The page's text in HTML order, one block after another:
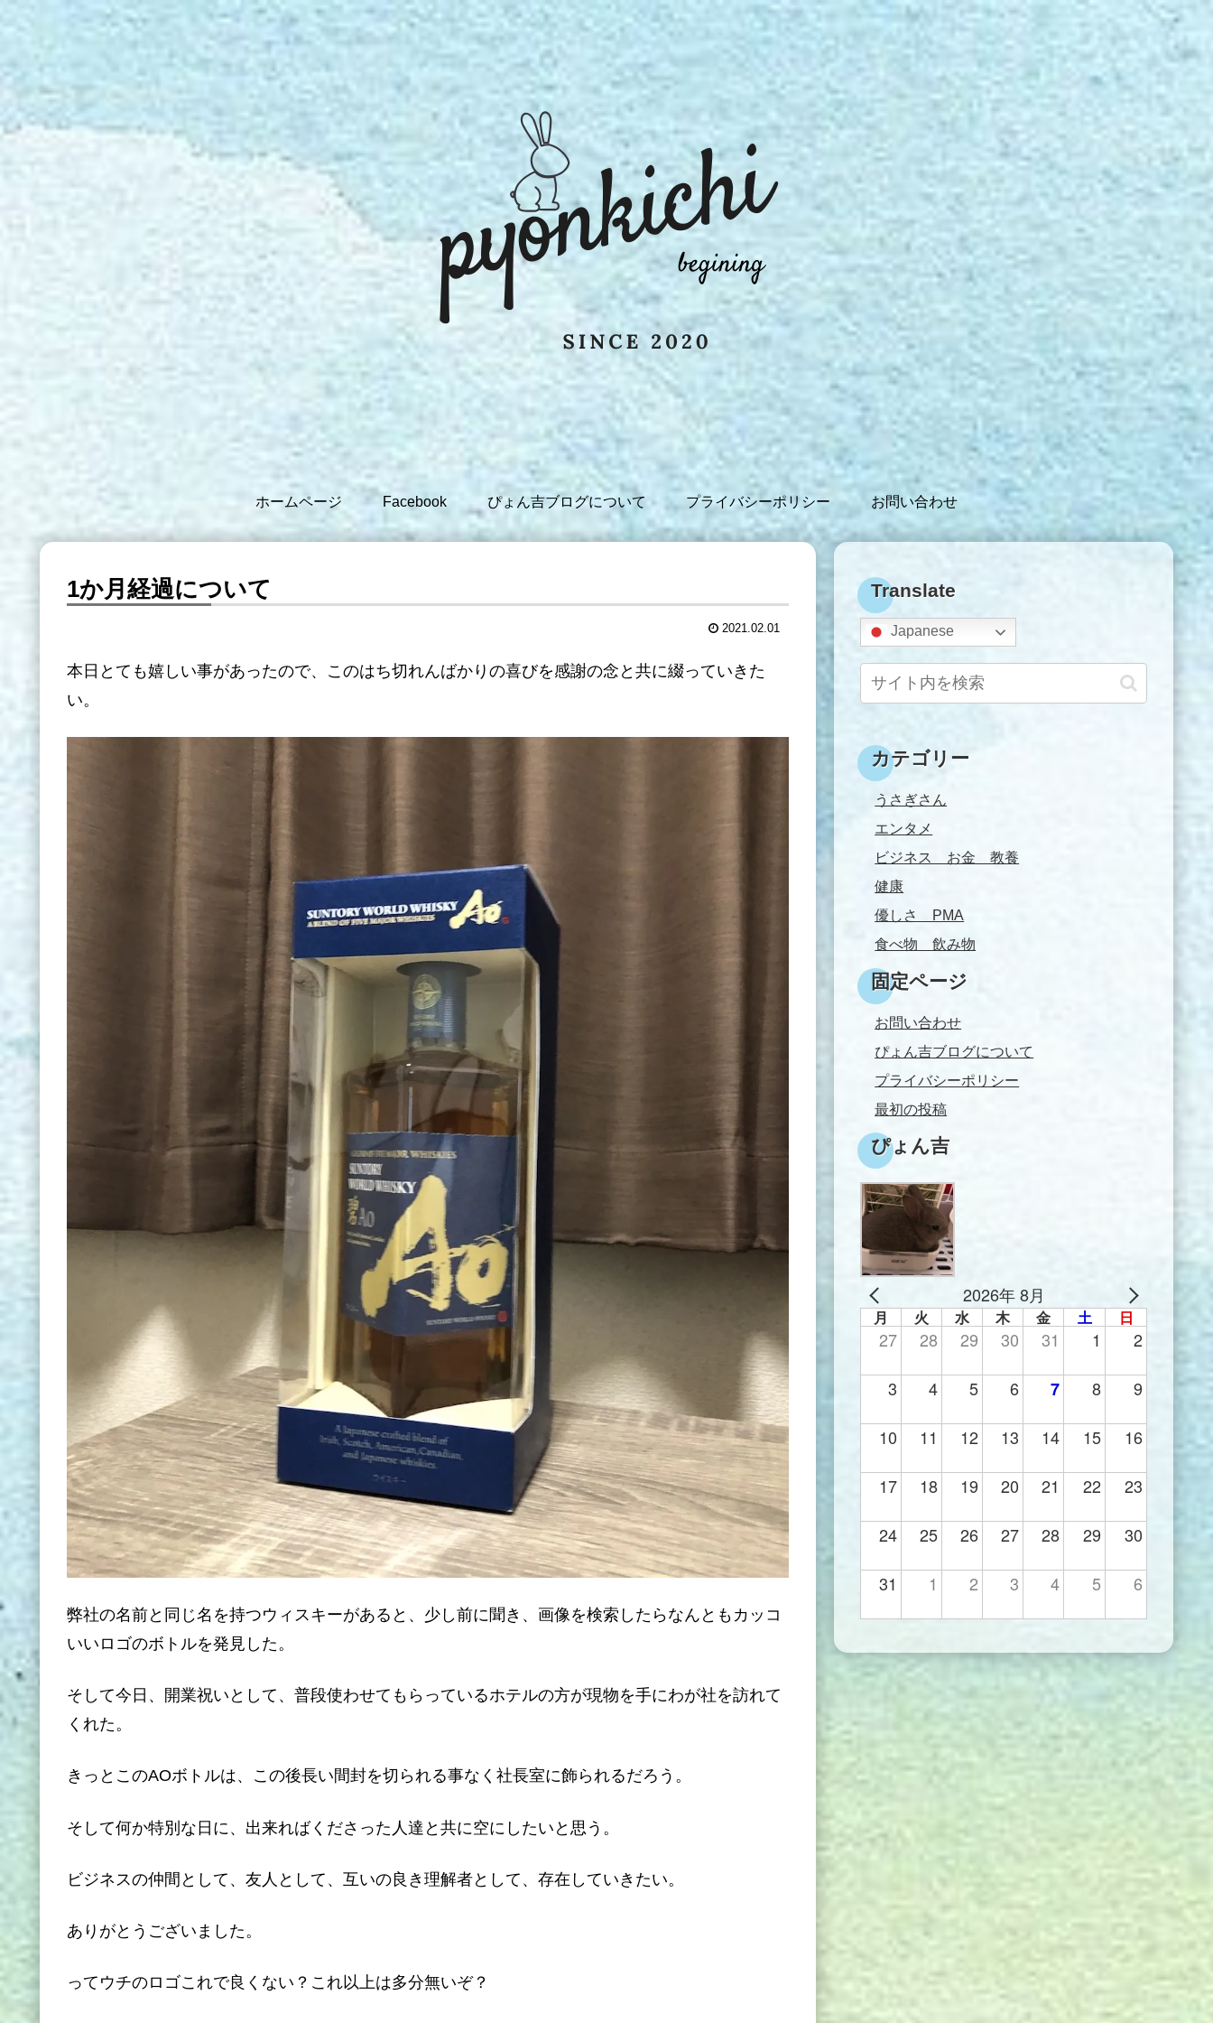
ホームページ Facebook ぴょん吉ブログについて プライバシーポリシー お問い合わせ
1か月経過について
2021.02.01
本日とても嬉しい事があったので、このはち切れんばかりの喜びを感謝の念と共に綴っていきた
い。
弊社の名前と同じ名を持つウィスキーがあると、少し前に聞き、画像を検索したらなんともカッコ
いいロゴのボトルを発見した。
そして今日、開業祝いとして、普段使わせてもらっているホテルの方が現物を手にわが社を訪れて
くれた。
きっとこのAOボトルは、この後長い間封を切られる事なく社長室に飾られるだろう。
そして何か特別な日に、出来ればくださった人達と共に空にしたいと思う。
ビジネスの仲間として、友人として、互いの良き理解者として、存在していきたい。
ありがとうございました。
ってウチのロゴこれで良くない？これ以上は多分無いぞ？
Translate
Japanese
カテゴリー
うさぎさん
エンタメ
ビジネス お金 教養
健康
優しさ PMA
食べ物 飲み物
固定ページ
お問い合わせ
ぴょん吉ブログについて
プライバシーポリシー
最初の投稿
ぴょん吉
2026年 8月
月 火 水 木 金 土 日
27 28 29 30 31 1 2
3 4 5 6 7 8 9
10 11 12 13 14 15 16
17 18 19 20 21 22 23
24 25 26 27 28 29 30
31 1 2 3 4 5 6